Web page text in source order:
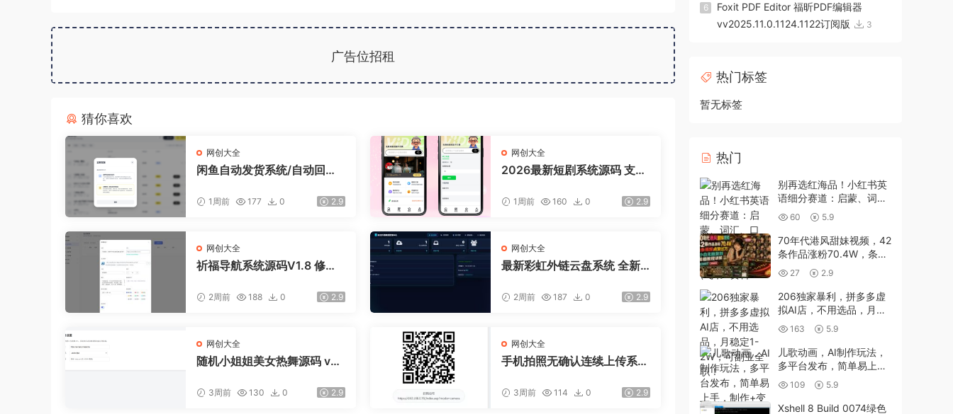
广告位招租
猜你喜欢
网创大全
闲鱼自动发货系统/自动回复/
1周前 177 0 2.9
网创大全
2026最新短剧系统源码 支持
1周前 160 0 2.9
网创大全
祈福导航系统源码V1.8 修复B
2周前 188 0 2.9
网创大全
最新彩虹外链云盘系统 全新U
2周前 187 0 2.9
网创大全
随机小姐姐美女热舞源码 v6.
3周前 130 0 2.9
网创大全
手机拍照无确认连续上传系统
3周前 114 0 2.9
6
Foxit PDF Editor 福昕PDF编辑器
vv2025.11.0.1124.1122订阅版
3
热门标签
暂无标签
热门
别再选红海品！小红书英
语细分赛道：启蒙、词
汇、口语，需求取之不
尽，月入5位数(飞书+资
料
60 5.9
70年代港风甜妹视频，42
条作品涨粉70.4W，条条
视频点赞过万，小白无脑
复刻，详细教程讲解
27 2.9
206独家暴利，拼多多虚
拟AI店，不用选品，月稳
定1-2W，可副业全职！
163 5.9
儿歌动画，AI制作玩法，
多平台发布，简单易上
手，制作+变现方式全流
程教程
109 5.9
Xshell 8 Build 0074绿色